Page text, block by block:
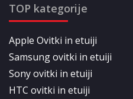
TOP kategorije
Apple Ovitki in etuiji
Samsung ovitki in etuiji
Sony ovitki in etuiji
HTC ovitki in etuiji